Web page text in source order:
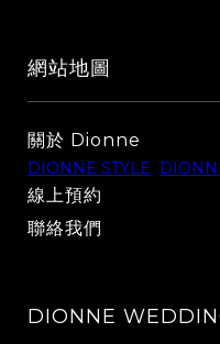
網站地圖
關於 Dionne
DIONNE STYLE
線上預約
聯絡我們
DIONNE